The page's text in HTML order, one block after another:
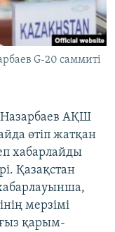
G-20 саммиті
Назарбаев АҚШ
өтіп жатқан
хабарлайды
Қазақстан
мерзімі
қарым-